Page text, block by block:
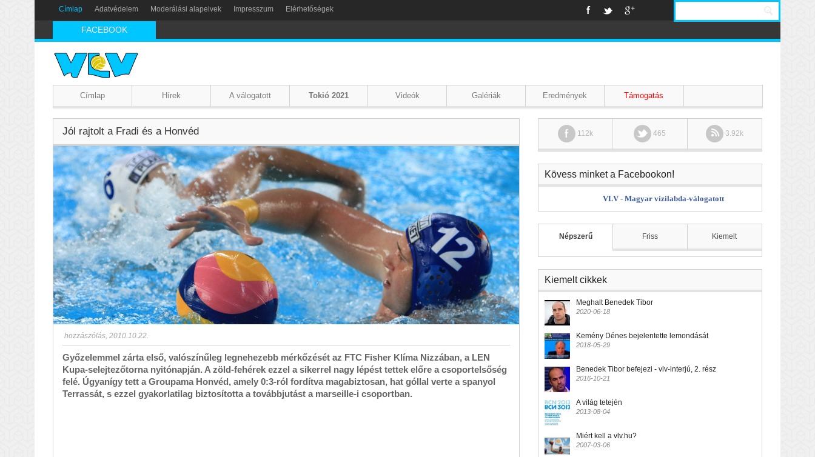
Címlap Adatvédelem Moderálási alapelvek Impresszum Elérhetőségek
FACEBOOK
Címlap Hírek A válogatott Tokió 2021 Videók Galériák Eredmények Támogatás
Jól rajtolt a Fradi és a Honvéd
hozzászólás, 2010.10.22.
Győzelemmel zárta első, valószínűleg legnehezebb mérkőzését az FTC Fisher Klíma Nizzában, a LEN
Kupa-selejtezőtorna nyitónapján. A zöld-fehérek ezzel a sikerrel nagy lépést tettek előre a csoportelsőség
felé. Úgyanígy tett a Groupama Honvéd, amely 0:3-ról fordítva magabiztosan, hat góllal verte a spanyol
Terrassát, s ezzel gyakorlatilag biztosította a továbbjutást a marseille-i csoportban.
112k 465 3.92k
Kövess minket a Facebookon!
VLV - Magyar vízilabda-válogatott
Népszerű Friss Kiemelt
Kiemelt cikkek
Meghalt Benedek Tibor
2020-06-18
Kemény Dénes bejelentette lemondását
2018-05-29
Benedek Tibor befejezi - vlv-interjú, 2. rész
2016-10-21
A világ tetején
2013-08-04
Miért kell a vlv.hu?
2007-03-06